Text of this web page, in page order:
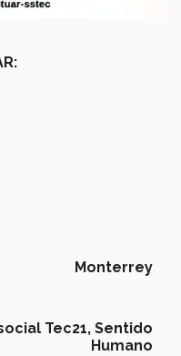
Monterrey
Tec21, Sentido
Humano